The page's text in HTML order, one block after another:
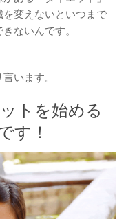
変えないといつまで
ないんです。
います。
トを始める
す！